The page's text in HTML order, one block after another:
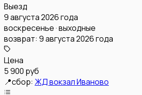
Выезд
9 августа 2026 года
воскресенье · выходные
возврат: 9 августа 2026 года
Цена
5 900 руб
📍сбор: ЖД вокзал Иваново